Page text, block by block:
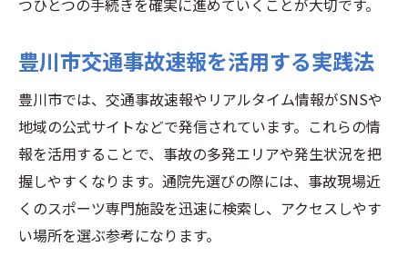
つひとつの手続きを確実に進めていくことが大切です。
豊川市交通事故速報を活用する実践法
豊川市では、交通事故速報やリアルタイム情報がSNSや
地域の公式サイトなどで発信されています。これらの情
報を活用することで、事故の多発エリアや発生状況を把
握しやすくなります。通院先選びの際には、事故現場近
くのスポーツ専門施設を迅速に検索し、アクセスしやす
い場所を選ぶ参考になります。